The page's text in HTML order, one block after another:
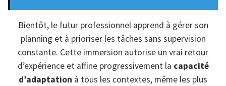
Bientôt, le futur professionnel apprend à gérer son
planning et à prioriser les tâches sans supervision
constante. Cette immersion autorise un vrai retour
d’expérience et affine progressivement la capacité
d’adaptation à tous les contextes, même les plus